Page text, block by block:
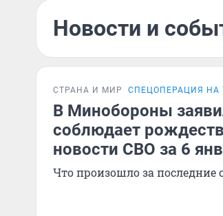
Новости и
СТРАНА И МИР СПЕЦОПЕРАЦИЯ НА
В Минобороны
соблюдает
новости СВО за 6
Что произошло за последние